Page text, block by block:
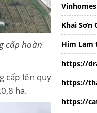
cấp hoàn
cấp lên quy
ha.
Khai Sơn
Him
https://
https://
https://